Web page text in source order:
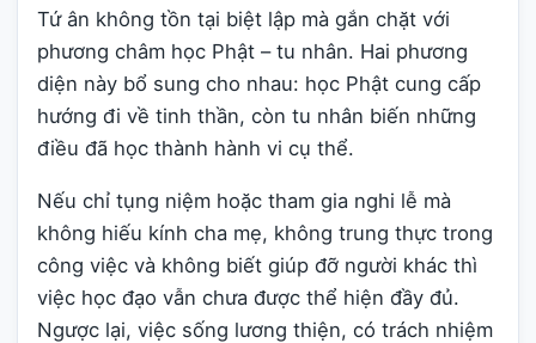
Tứ ân không tồn tại biệt lập mà gắn chặt với
phương châm học Phật – tu nhân. Hai phương
diện này bổ sung cho nhau: học Phật cung cấp
hướng đi về tinh thần, còn tu nhân biến những
điều đã học thành hành vi cụ thể.
Nếu chỉ tụng niệm hoặc tham gia nghi lễ mà
không hiếu kính cha mẹ, không trung thực trong
công việc và không biết giúp đỡ người khác thì
việc học đạo vẫn chưa được thể hiện đầy đủ.
Ngược lại, việc sống lương thiện, có trách nhiệm